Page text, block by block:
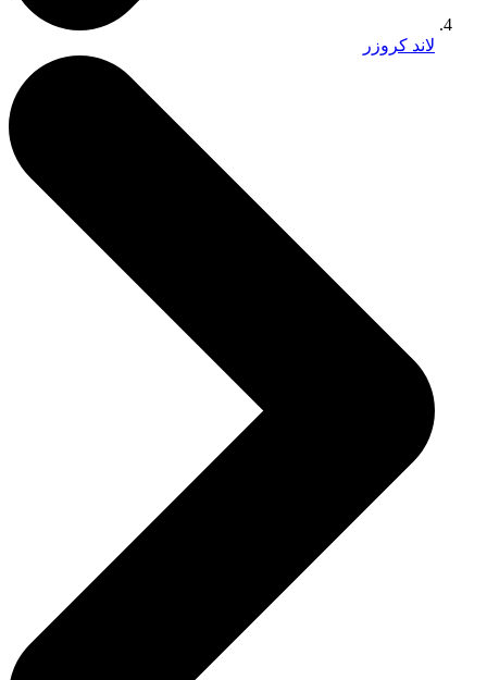
لاند كروزر